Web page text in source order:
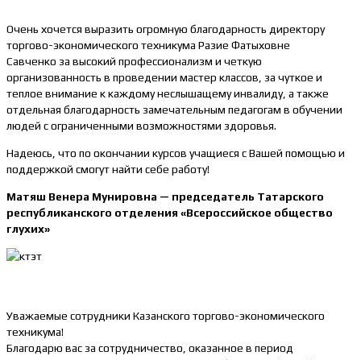
Очень хочется выразить огромную благодарность директору
торгово-экономического техникума Разие Фатыховне
Савченко за высокий профессионализм и четкую
организованность в проведении мастер классов, за чуткое и
теплое внимание к каждому неслышащему инвалиду, а также
отдельная благодарность замечательным педагогам в обучении
людей с ограниченными возможностями здоровья.
Надеюсь, что по окончании курсов учащиеся с Вашей помощью и
поддержкой смогут найти себе работу!
Матяш Венера Мунировна — председатель Татарского
республиканского отделения «Всероссийское общество
глухих»
Уважаемые сотрудники Казанского торгово-экономического
техникума!
Благодарю вас за сотрудничество, оказанное в период